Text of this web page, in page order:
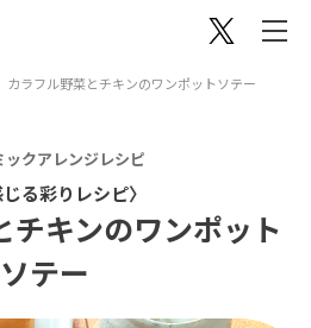
カラフル野菜とチキンのワンポットソテー
ックアレンジレシピ
じる彩りレシピ〉
チキンのワンポット
ソテー